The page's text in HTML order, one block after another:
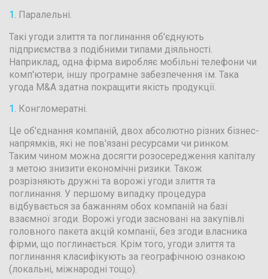
Паралельні.
Такі угоди злиття та поглинання об'єднують
підприємства з подібними типами діяльності.
Наприклад, одна фірма виробляє мобільні телефони чи
комп'ютери, іншу програмне забезпечення їм. Така
угода M&A здатна покращити якість продукції.
Конгломератні.
Це об'єднання компаній, двох абсолютно різних бізнес-
напрямків, які не пов'язані ресурсами чи ринком.
Таким чином можна досягти розосередження капіталу
з метою знизити економічні ризики. Також
розрізняють дружні та ворожі угоди злиття та
поглинання. У першому випадку процедура
відбувається за бажанням обох компаній на базі
взаємної згоди. Ворожі угоди засновані на закупівлі
головного пакета акцій компанії, без згоди власника
фірми, що поглинається. Крім того, угоди злиття та
поглинання класифікують за географічною ознакою
(локальні, міжнародні тощо).